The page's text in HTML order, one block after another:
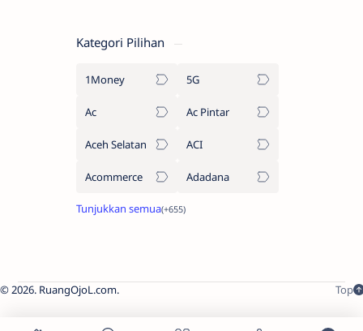
Kategori Pilihan
1Money 5G
Ac Ac Pintar
Aceh Selatan ACI
Acommerce Adadana
2026. RuangOjoL.com.